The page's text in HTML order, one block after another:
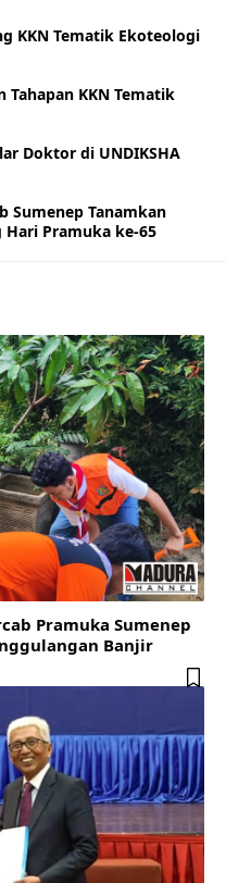
KKN Tematik Ekoteologi
Tahapan KKN Tematik
Doktor di UNDIKSHA
Sumenep Tanamkan
Hari Pramuka ke-65
Pramuka Sumenep
Banjir